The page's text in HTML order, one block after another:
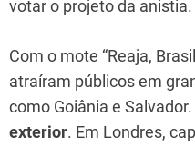
votar o projeto da anistia.
Com o mote “Reaja,
atraíram públicos em
como Goiânia e Salvador.
exterior. Em Londres,